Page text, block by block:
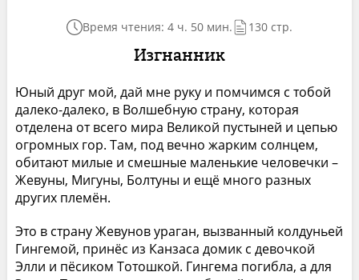
Время чтения: 4 ч. 50 мин. 130 стр.
Изгнанник
Юный друг мой, дай мне руку и помчимся с тобой
далеко-далеко, в Волшебную страну, которая
отделена от всего мира Великой пустыней и цепью
огромных гор. Там, под вечно жарким солнцем,
обитают милые и смешные маленькие человечки –
Жевуны, Мигуны, Болтуны и ещё много разных
других племён.
Это в страну Жевунов ураган, вызванный колдуньей
Гингемой, принёс из Канзаса домик с девочкой
Элли и пёсиком Тотошкой. Гингема погибла, а для